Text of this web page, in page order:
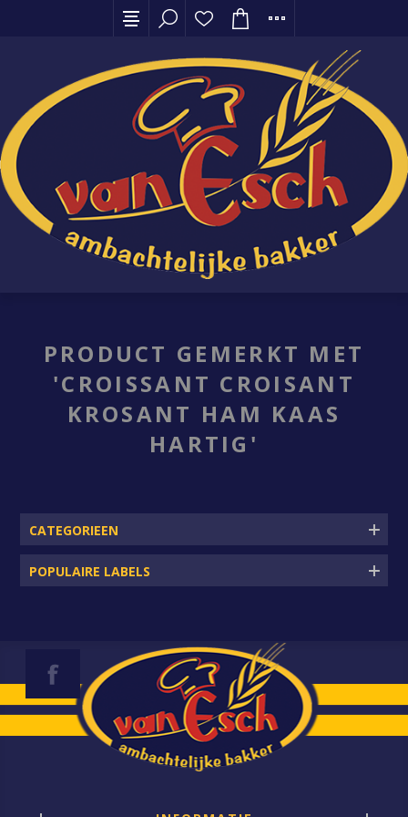
PRODUCT GEMERKT MET
'CROISSANT CROISANT
KROSANT HAM KAAS
HARTIG'
CATEGORIEEN
POPULAIRE LABELS